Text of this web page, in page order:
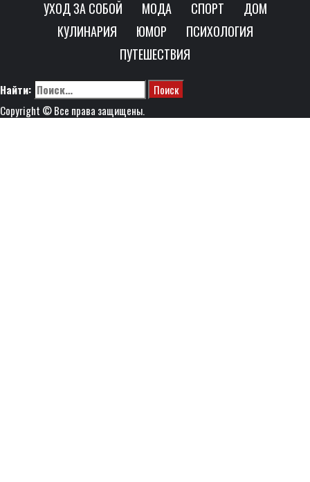
УХОД ЗА СОБОЙ МОДА СПОРТ
ДОМ
КУЛИНАРИЯ
ЮМОР
ПСИХОЛОГИЯ
ПУТЕШЕСТВИЯ
Найти:
Copyright © Все права защищены.